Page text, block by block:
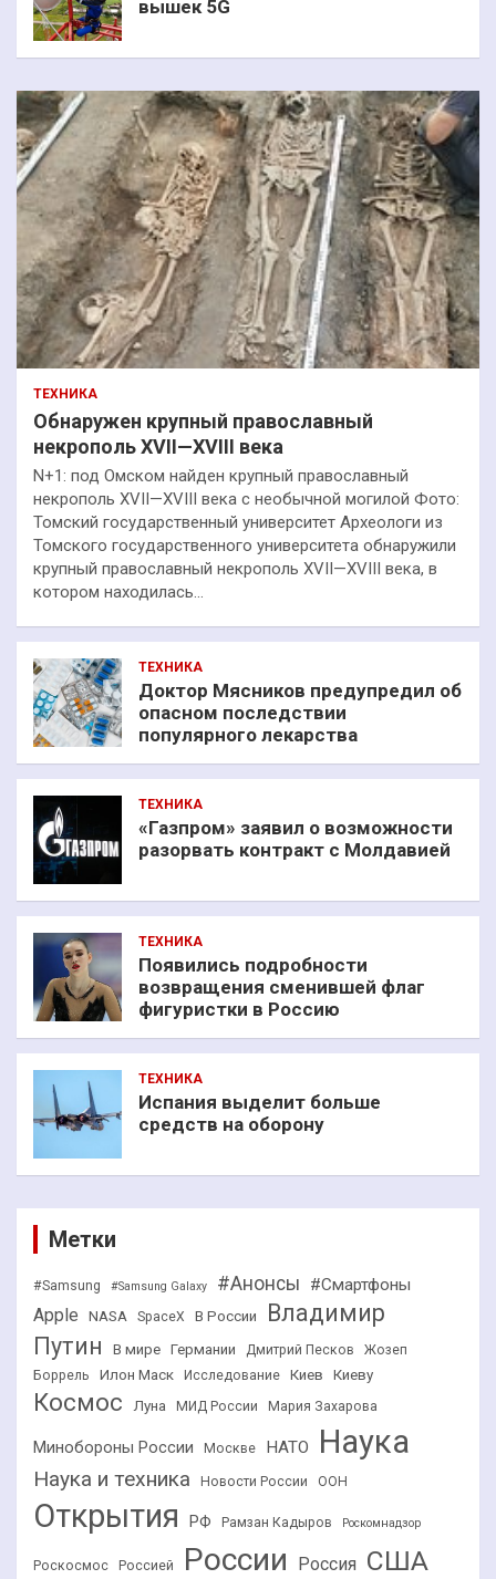
вышек 5G
ТЕХНИКА
Обнаружен крупный православный
некрополь XVII—XVIII века
N+1: под Омском найден крупный православный
некрополь XVII—XVIII века с необычной могилой Фото:
Томский государственный университет Археологи из
Томского государственного университета обнаружили
крупный православный некрополь XVII—XVIII века, в
котором находилась…
ТЕХНИКА
Доктор Мясников предупредил об
опасном последствии
популярного лекарства
ТЕХНИКА
«Газпром» заявил о возможности
разорвать контракт с Молдавией
ТЕХНИКА
Появились подробности
возвращения сменившей флаг
фигуристки в Россию
ТЕХНИКА
Испания выделит больше
средств на оборону
Метки
#Samsung #Samsung Galaxy #Анонсы #Смартфоны
Apple NASA SpaceX В России
Владимир
Путин
В мире Германии Дмитрий Песков
Жозеп
Боррель
Илон Маск Исследование Киев Киеву
Космос Луна МИД России Мария Захарова
Минобороны России Москве НАТО Наука
Наука и техника Новости России ООН
Открытия РФ Рамзан Кадыров Роскомнадзор
Роскосмос Россией России Россия США